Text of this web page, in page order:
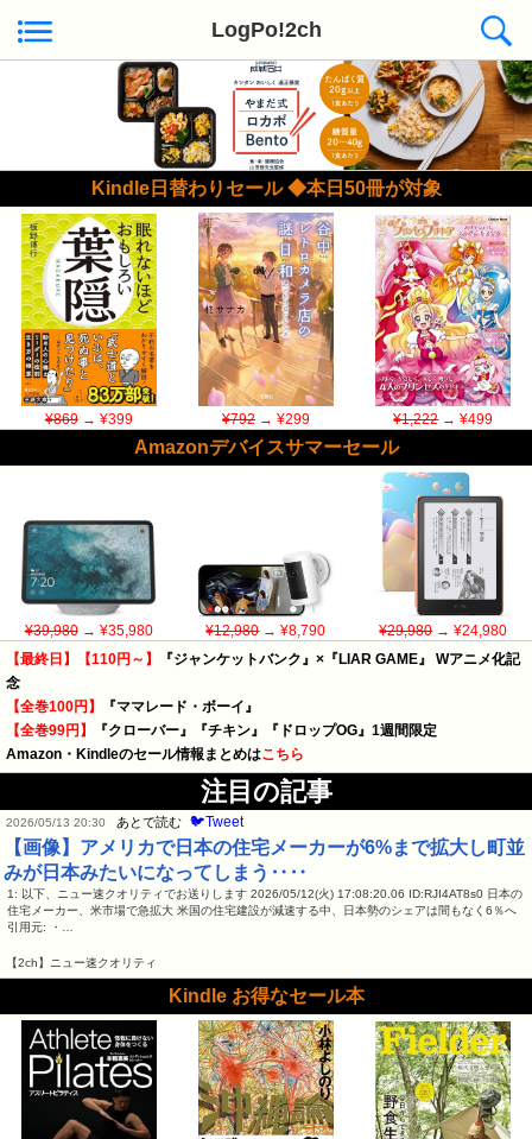
LogPo!2ch
Kindle日替わりセール ◆本日50冊が対象
¥869→ ¥399 ¥792→ ¥299 ¥1,222→ ¥499
Amazonデバイスサマーセール
¥39,980→ ¥35,980 ¥12,980→ ¥8,790 ¥29,980→ ¥24,980
【最終日】【110円～】
『ジャンケットバンク』×『LIAR GAME』 Wアニメ化記
念
【全巻100円】
『ママレード・ボーイ』
【全巻99円】
『クローバー』『チキン』『ドロップOG』1週間限定
Amazon・Kindleのセール情報まとめはこちら
注目の記事
2026/05/13 20:30 あとで読む 🐦Tweet
【画像】アメリカで日本の住宅メーカーが6%まで拡大し町並
みが日本みたいになってしまう‥‥
1: 以下、ニュー速クオリティでお送りします 2026/05/12(火) 17:08:20.06 ID:RJI4AT8s0 日本の
住宅メーカー、米市場で急拡大 米国の住宅建設が減速する中、日本勢のシェアは間もなく6％へ
引用元: ・…
【2ch】ニュー速クオリティ
Kindle お得なセール本